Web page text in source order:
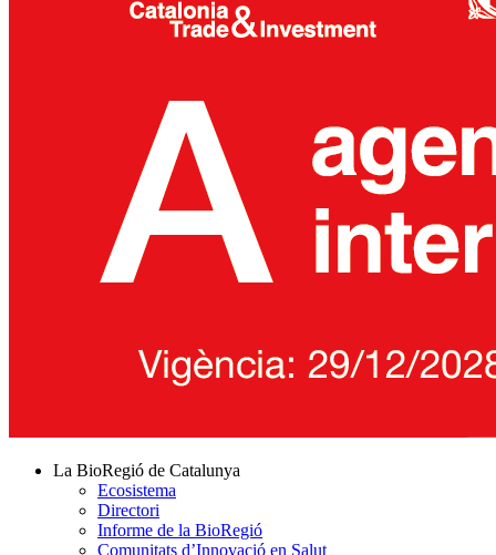
La BioRegió de Catalunya
Ecosistema
Directori
Informe de la BioRegió
Comunitats d’Innovació en Salut